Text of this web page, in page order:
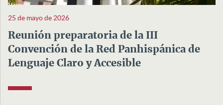
25 de mayo de 2026
Reunión preparatoria de la III
Convención de la Red Panhispánica de
Lenguaje Claro y Accesible